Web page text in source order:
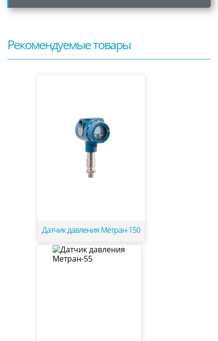
Рекомендуемые товары
Датчик давления Метран-150